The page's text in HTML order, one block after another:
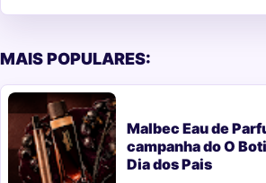
MAIS POPULARES:
Malbec Eau de
campanha do O
Dia dos Pais